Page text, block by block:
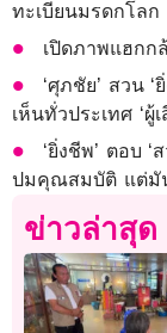
ทะเบียนมรดกโลก
เปิดภาพแฮกก
‘ศุภชัย’ สวน
เห็นทั่วประเทศ ‘ผู้
‘ยิ่งชีพ’ ตอบ
ปมคุณสมบัติ แต่มั
ข่าวล่าสุด